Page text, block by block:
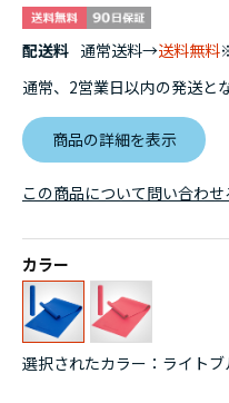
配送料 通常送料→送料無料
通常、2営業日以内の発送と
商品の詳細を表示
カラー
選択されたカラー：ライトブ
この商品について問い合わせ